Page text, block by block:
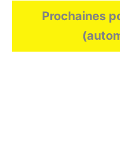
Prochaines